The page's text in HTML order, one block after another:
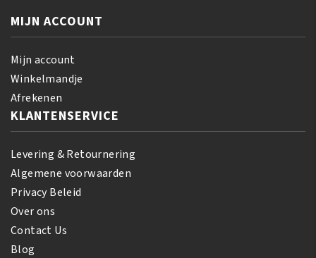
Pudding
425
aantal
aantal
MIJN ACCOUNT
Mijn account
Winkelmandje
Afrekenen
KLANTENSERVICE
Levering & Retournering
Algemene voorwaarden
Privacy Beleid
Over ons
Contact Us
Blog